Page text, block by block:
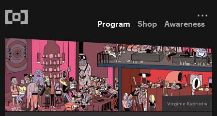
Program Shop Awareness
Virginie Kypriotis